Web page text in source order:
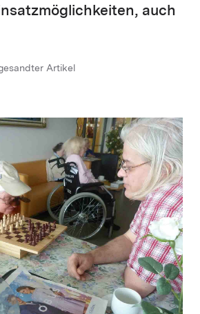
auch
Artikel